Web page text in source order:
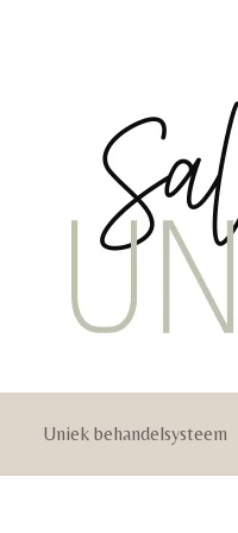
Uniek behandelsysteem